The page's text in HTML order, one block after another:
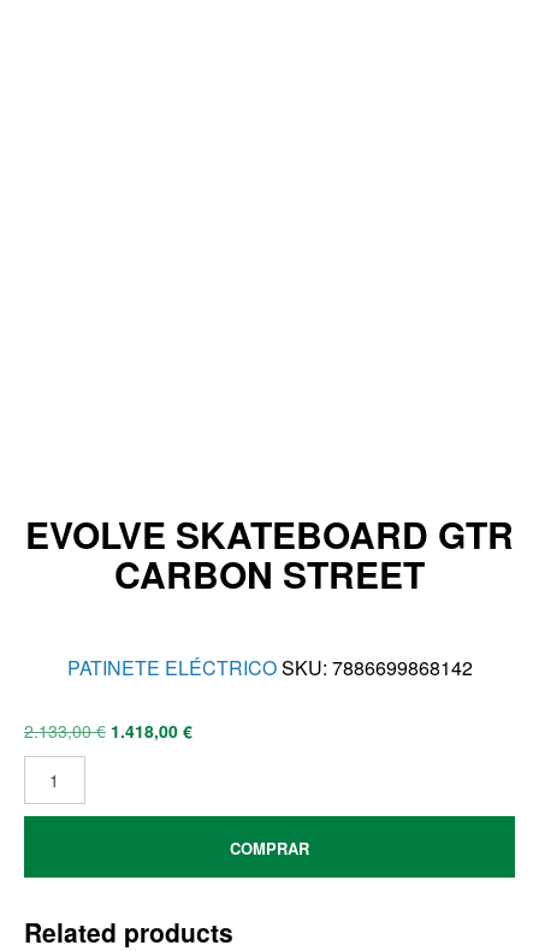
EVOLVE SKATEBOARD GTR
CARBON STREET
PATINETE ELÉCTRICOSKU: 7886699868142
2.133,00€ 1.418,00 €
COMPRAR
Related products